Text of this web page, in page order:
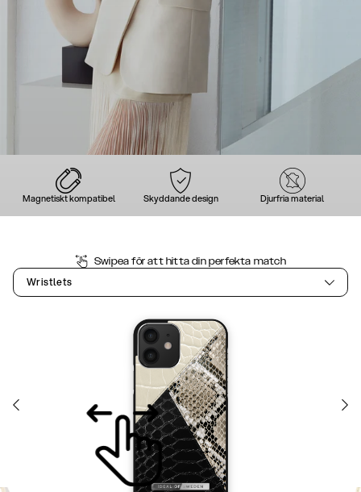
Magnetiskt kompatibel Skyddande design Djurfria material
Swipea för att hitta din perfekta match
Wristlets